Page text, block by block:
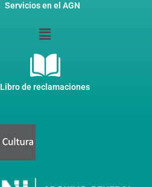
Servicios en el AGN
Menú
Libro de reclamaciones